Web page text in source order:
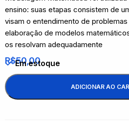
ensino: suas etapas consistem de
visam o entendimento de
elaboração de modelos
os resolvam adequadamente
R$50,00
Em estoque
ADICIONAR AO